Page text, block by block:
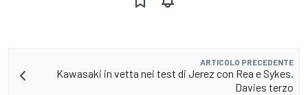
ARTICOLO PRECEDENTE
Kawasaki in vetta nei test di Jerez con Rea e Sykes.
Davies terzo